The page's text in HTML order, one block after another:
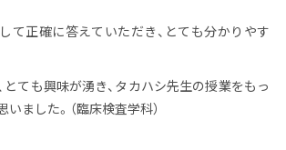
て正確に答えていただき、とても分かりやす
ても興味が湧き、タカハシ先生の授業をもっ
ました。（臨床検査学科）